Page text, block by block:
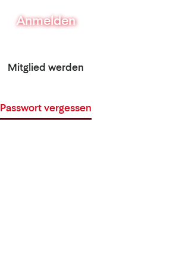
Anmelden
Mitglied werden
Passwort vergessen